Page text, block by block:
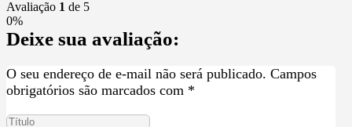
Avaliação 1 de 5
0%
Deixe sua avaliação:
O seu endereço de e-mail não será publicado. Campos
obrigatórios são marcados com *